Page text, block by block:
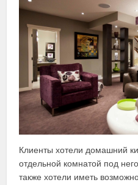
Клиенты хотели домашний
отдельной комнатой под
также хотели иметь